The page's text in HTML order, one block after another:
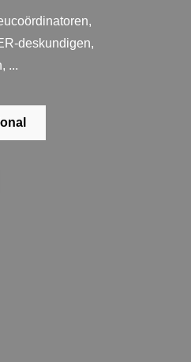
deskundigen,
...